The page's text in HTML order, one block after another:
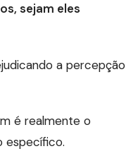
sejam eles
a percepção
é realmente o
específico.